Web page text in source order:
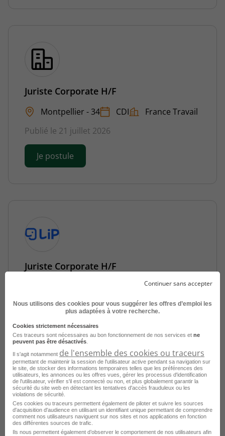
Juriste Corporate H/F
Montpellier - 34 CDI
France Travail
Publié le 21 juillet 2026
Je postule
Juriste Corporate H/F
LIP Tertiaire
Publié le 21 juillet 2026
Je postule
Continuer sans accepter
Nous utilisons des cookies pour vous suggérer les offres d’emploi les
plus adaptées à votre recherche.
Cookies strictement nécessaires
Ces traceurs sont nécessaires au bon fonctionnement de nos services et ne
peuvent pas être désactivés
Il s'agit notamment de l'ensemble des cookies ou traceurs
permettant de maintenir la session de l'utilisateur active pendant sa navigation sur
le site, de stocker des informations temporaires telles que les préférences des
utilisateurs, les annonces ou les offres vues, gérer les processus d'identification
de l'utilisateur, vérifier s'il est connecté ou non, et plus globalement garantir la
sécurité du site web en détectant les tentatives d'accès frauduleux ou les
violations de sécurité.
Ces cookies ou traceurs permettent également de piloter et suivre les sources
d'acquisition d'audience en utilisant un identifiant unique permettant de comprendre
comment nos utilisateurs naviguent sur nos sites et nos applications en fonction
des différentes sources de trafic.
Ils nous permettent également d’observer le comportement de nos utilisateurs afin